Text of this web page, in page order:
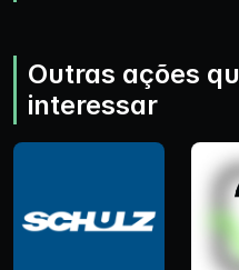
Outras ações
interessar